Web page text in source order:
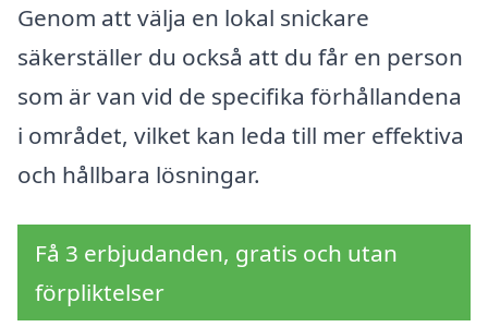
Genom att välja en lokal snickare
säkerställer du också att du får en person
som är van vid de specifika förhållandena
i området, vilket kan leda till mer effektiva
och hållbara lösningar.
Få 3 erbjudanden, gratis och utan
förpliktelser